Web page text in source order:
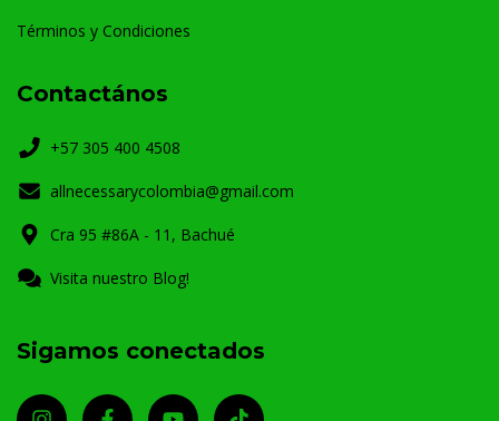
Términos y Condiciones
Contactános
+57 305 400 4508
allnecessarycolombia@gmail.com
Cra 95 #86A - 11, Bachué
Visita nuestro Blog!
Sigamos conectados